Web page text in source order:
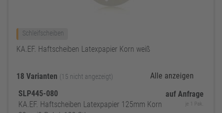
Schleifscheiben
KA.EF. Haftscheiben Latexpapier Korn weiß
18 Varianten (15 nicht angezeigt)
Alle anzeigen
SLP445-080
KA.EF. Haftscheiben Latexpapier 125mm Korn
auf Anfrage
je 1 Pak.